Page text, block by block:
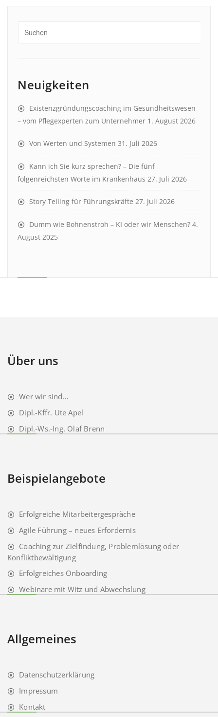
Neuigkeiten
Existenzgründungscoaching im Gesundheitswesen
– vom Pflegexperten zum Unternehmer 1. August 2026
Von Werten und Systemen 31. Juli 2026
Kann ich Sie kurz sprechen? – Die fünf
folgenreichsten Worte im Krankenhaus 27. Juli 2026
Story Telling für Führungskräfte 27. Juli 2026
Dumm wie Bohnenstroh – KI oder wir Menschen? 4.
August 2025
Über uns
Wer wir sind…
Dipl.-Kffr. Ute Apel
Dipl.-Ws.-Ing. Olaf Brenn
Beispielangebote
Erfolgreiche Mitarbeitergespräche
Agile Führung – neues Erfordernis
Coaching zur Zielfindung, Problemlösung oder
Konfliktbewältigung
Erfolgreiches Onboarding
Webinare mit Witz und Abwechslung
Allgemeines
Datenschutzerklärung
Impressum
Kontakt